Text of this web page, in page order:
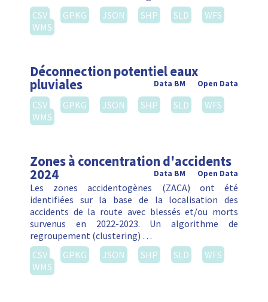
CSV
GPKG JSON SHP SLD
WFS
WMS
Déconnection potentiel eaux
pluviales Open Data
Data BM
CSV GPKG JSON SHP SLD
WFS
WMS
Zones à concentration d'accidents
2024 Open Data
Data BM
Les zones accidentogènes (ZACA) ont été
identifiées sur la base de la localisation des
accidents de la route avec blessés et/ou morts
survenus en 2022-2023. Un algorithme de
regroupement (clustering) …
CSV
GPKG JSON SHP SLD
WFS
WMS